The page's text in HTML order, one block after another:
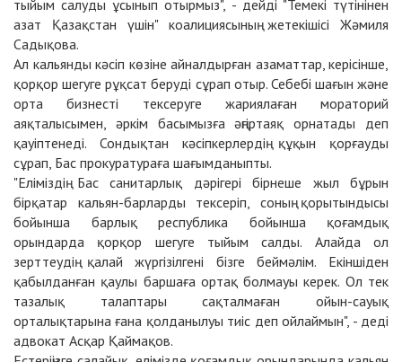
тыйым салуды ұсынып отырмыз", - дейді "Темекі түтінінен
азат Қазақстан үшін" коалициясының жетекішісі Жәмиля
Садықова.
Ал кальянды кәсіп көзіне айналдырған азаматтар, керісінше,
қорқор шегуге рұқсат беруді сұрап отыр. Себебі шағын және
орта бизнесті тексеруге жариялаған мораторий
аяқталысымен, әркім басымызға әңгіртаяқ орнатады деп
қауіптенеді. Сондықтан кәсіпкерлердің құқын қорғауды
сұрап, Бас прокуратураға шағымданыпты.
"Еліміздің Бас санитарлық дәрігері бірнеше жыл бұрын
бірқатар кальян-барларды тексеріп, соның қорытындысы
бойынша барлық республика бойынша қоғамдық
орындарда қорқор шегуге тыйым салды. Алайда ол
зерттеудің қалай жүргізілгені бізге беймәлім. Екіншіден
қабылданған қаулы баршаға ортақ болмауы керек. Ол тек
тазалық талаптары сақталмаған ойын-сауық
орталықтарына ғана қолданылуы тиіс деп ойлаймын", - деді
адвокат Асқар Қаймақов.